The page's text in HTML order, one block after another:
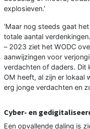
explosieven.’
‘Maar nog steeds gaat
totale aantal
– 2023 ziet het WODC
aanwijzingen voor
verdachten of daders. Dit
OM heeft, al zijn er lokaal
erg jonge verdachten en
Cyber- en
Een opvallende daling is